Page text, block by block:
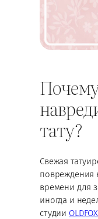
тату?
Свежая
повреждения
времени для
иногда и
студии OLDFOX